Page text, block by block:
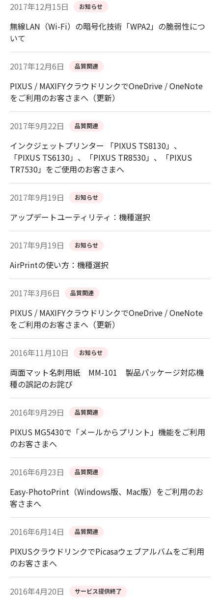
2017年12月15日 お知らせ
無線LAN（Wi-Fi）の暗号化技術「WPA2」の脆弱性につ
いて
2017年12月6日 品質関連
PIXUS / MAXIFYクラウドリンクでOneDrive / OneNote
をご利用のお客さまへ（更新）
2017年9月22日 品質関連
インクジェットプリンター 「PIXUS TS8130」、
「PIXUS TS6130」、「PIXUS TR8530」、「PIXUS
TR7530」をご使用のお客さまへ
2017年9月19日 お知らせ
アップデートユーティリティ：機種選択
2017年9月19日 お知らせ
AirPrintの使い方：機種選択
2017年3月6日 品質関連
PIXUS / MAXIFYクラウドリンクでOneDrive / OneNote
をご利用のお客さまへ（更新）
2016年11月10日 お知らせ
両面マット名刺用紙 MM-101 製品パッケージ対応機
種の誤記のお詫び
2016年9月29日 品質関連
PIXUS MG5430で「メールからプリント」機能をご利用
のお客さまへ
2016年6月23日 品質関連
Easy-PhotoPrint（Windows版、Mac版）をご利用のお
客さまへ
2016年6月14日 品質関連
PIXUSクラウドリンクでPicasaウェブアルバムをご利用
のお客さまへ
2016年4月20日 サービス提供終了